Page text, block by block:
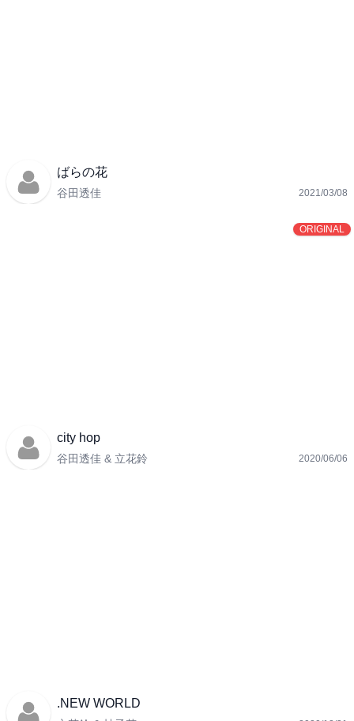
ばらの花
谷田透佳 2021/03/08
ORIGINAL
city hop
谷田透佳 & 立花鈴 2020/06/06
.NEW WORLD